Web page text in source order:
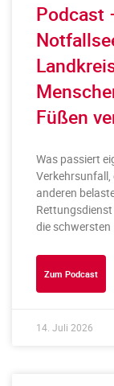
Podcast
Füßen
Was passiert
Verkehrsunfall,
anderen
die schwersten
Zum Podcast
14. Juli 2026